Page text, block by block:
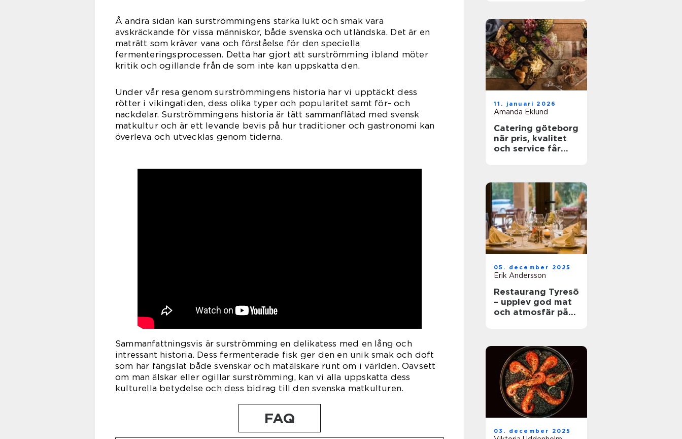
Å andra sidan kan surströmmingens starka lukt och smak vara
avskräckande för vissa människor, både svenska och utländska. Det är en
maträtt som kräver vana och förståelse för den speciella
fermenteringsprocessen. Detta har gjort att surströmming ibland möter
kritik och ogillande från de som inte kan uppskatta den.
Under vår resa genom surströmmingens historia har vi upptäckt dess
rötter i vikingatiden, dess olika typer och popularitet samt för- och
nackdelar. Surströmmingens historia är tätt sammanflätad med svensk
matkultur och är ett levande bevis på hur traditioner och gastronomi kan
överleva och utvecklas genom tiderna.
Sammanfattningsvis är surströmming en delikatess med en lång och
intressant historia. Dess fermenterade fisk ger den en unik smak och doft
som har fängslat både svenskar och matälskare runt om i världen. Oavsett
om man älskar eller ogillar surströmming, kan vi alla uppskatta dess
kulturella betydelse och dess bidrag till den svenska matkulturen.
FAQ
11. januari 2026
Amanda Eklund
Catering göteborg
när pris, kvalitet
och service får
05. december 2025
Erik Andersson
Restaurang Tyresö
– upplev god mat
och atmosfär på
03. december 2025